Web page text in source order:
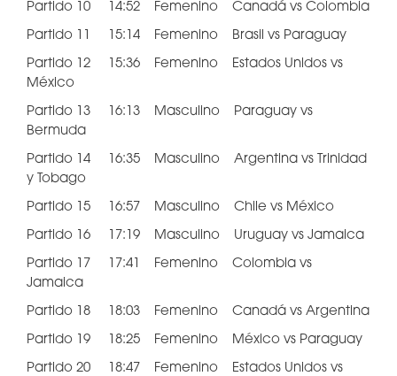
Partido 10 14:52 Femenino Canadá vs Colombia
Partido 11 15:14 Femenino Brasil vs Paraguay
Partido 12 15:36 Femenino Estados Unidos vs
México
Partido 13 16:13 Masculino Paraguay vs
Bermuda
Partido 14 16:35 Masculino Argentina vs Trinidad
y Tobago
Partido 15 16:57 Masculino Chile vs México
Partido 16 17:19 Masculino Uruguay vs Jamaica
Partido 17 17:41 Femenino Colombia vs
Jamaica
Partido 18 18:03 Femenino Canadá vs Argentina
Partido 19 18:25 Femenino México vs Paraguay
Partido 20 18:47 Femenino Estados Unidos vs